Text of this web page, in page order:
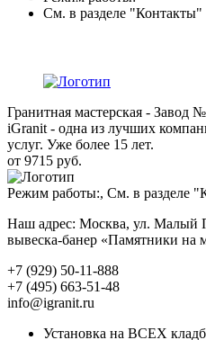
См. в разделе "Контакты"
Гранитная мастерская - Завод
iGranit - одна из лучших
услуг. Уже более 15 лет.
от 9715 руб.
Режим работы:, См. в разделе
Наш адрес: Москва, ул. Малый
вывеска-банер «Памятники
+7 (929) 50-11-888
+7 (495) 663-51-48
info@igranit.ru
Установка на ВСЕХ